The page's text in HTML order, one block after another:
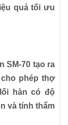
quả tối ưu
SM-70 tạo ra
phép thợ
hàn có độ
và tính thẩm